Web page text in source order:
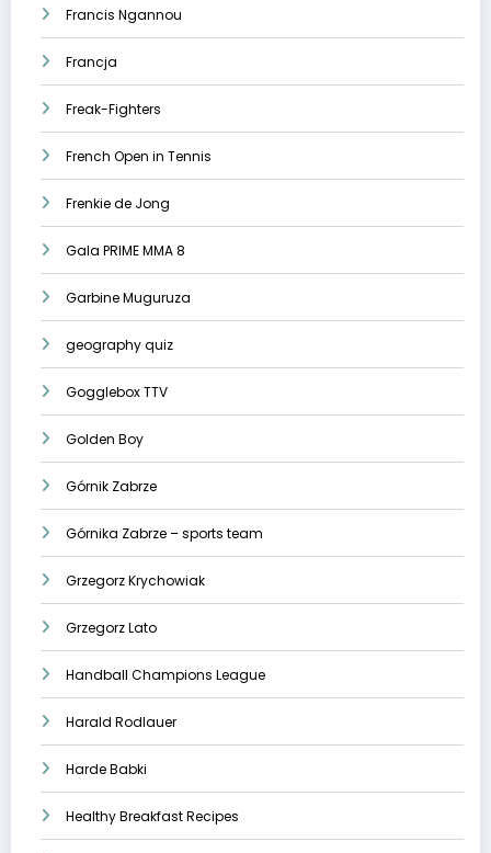
Francis Ngannou
Francja
Freak-Fighters
French Open in Tennis
Frenkie de Jong
Gala PRIME MMA 8
Garbine Muguruza
geography quiz
Gogglebox TTV
Golden Boy
Górnik Zabrze
Górnika Zabrze – sports team
Grzegorz Krychowiak
Grzegorz Lato
Handball Champions League
Harald Rodlauer
Harde Babki
Healthy Breakfast Recipes